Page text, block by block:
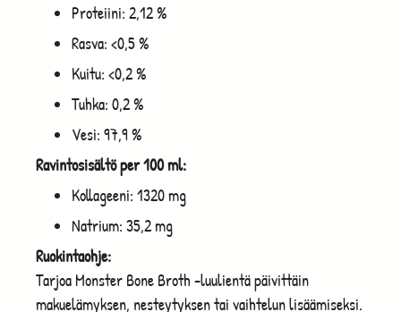
Proteiini: 2,12 %
Rasva: <0,5 %
Kuitu: <0,2 %
Tuhka: 0,2 %
Vesi: 97,9 %
Ravintosisältö per 100 ml:
Kollageeni: 1320 mg
Natrium: 35,2 mg
Ruokintaohje:
Tarjoa Monster Bone Broth -luulientä päivittäin
makuelämyksen, nesteytyksen tai vaihtelun lisäämiseksi.